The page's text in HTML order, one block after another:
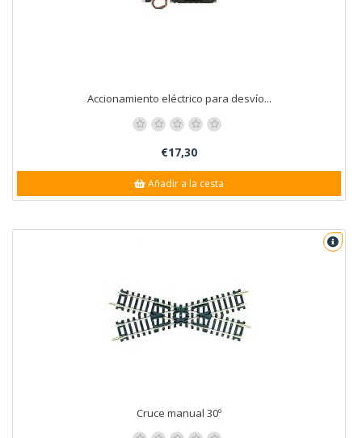
Accionamiento eléctrico para desvío...
€17,30
Añadir a la cesta
Cruce manual 30º